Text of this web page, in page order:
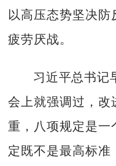
以高压态势坚决
疲劳厌战。
习近平总书记
会上就强调过，改
重，八项规定是一
定既不是最高标准